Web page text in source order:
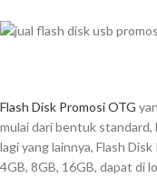
Flash Disk Promosi OTG
mulai dari bentuk standard,
lagi yang lainnya, Flash
4GB, 8GB, 16GB, dapat di